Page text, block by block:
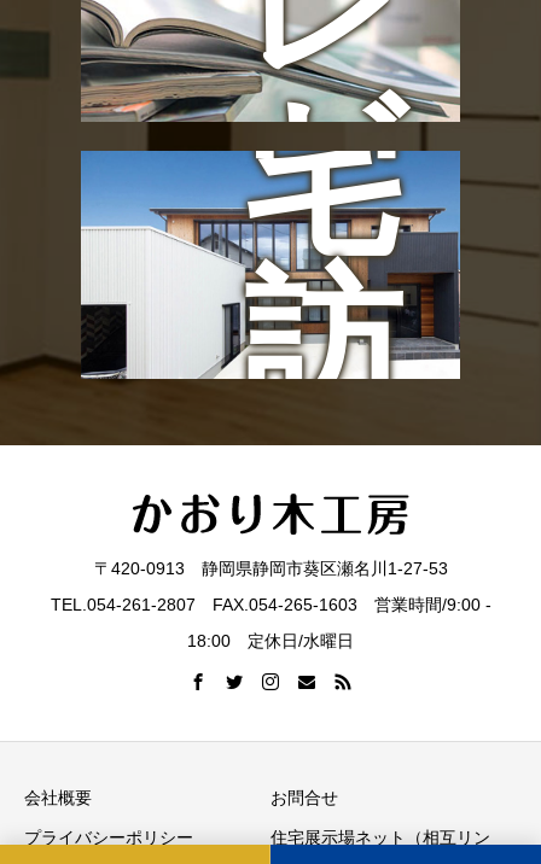
ゼ
ン
ト
宅
訪
問
見
学
〒420-0913 静岡県静岡市葵区瀬名川1-27-53
TEL.054-261-2807 FAX.054-265-1603 営業時間/9:00 -
18:00 定休日/水曜日
会社概要 お問合せ
プライバシーポリシー 住宅展示場ネット（相互リン